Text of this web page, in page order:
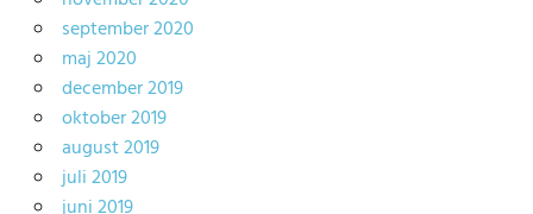
september 2020
maj 2020
december 2019
oktober 2019
august 2019
juli 2019